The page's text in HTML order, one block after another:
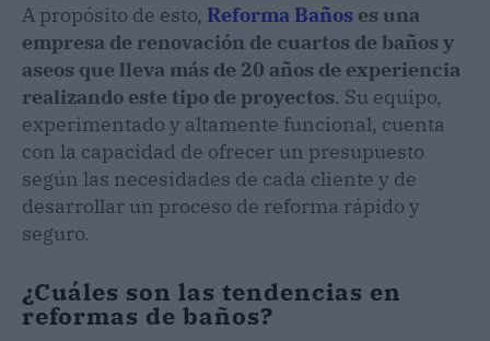
A propósito de esto, Reforma Baños es una
empresa de renovación de cuartos de baños y
aseos que lleva más de 20 años de experiencia
realizando este tipo de proyectos. Su equipo,
experimentado y altamente funcional, cuenta
con la capacidad de ofrecer un presupuesto
según las necesidades de cada cliente y de
desarrollar un proceso de reforma rápido y
seguro.
¿Cuáles son las tendencias en
reformas de baños?